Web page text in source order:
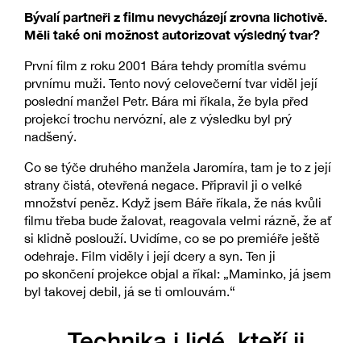
Bývalí partneři z filmu nevycházejí zrovna lichotivě.
Měli také oni možnost autorizovat výsledný tvar?
První film z roku 2001 Bára tehdy promítla svému
prvnímu muži. Tento nový celovečerní tvar viděl její
poslední manžel Petr. Bára mi říkala, že byla před
projekcí trochu nervózní, ale z výsledku byl prý
nadšený.
Co se týče druhého manžela Jaromíra, tam je to z její
strany čistá, otevřená negace. Připravil ji o velké
množství peněz. Když jsem Báře říkala, že nás kvůli
filmu třeba bude žalovat, reagovala velmi rázně, že ať
si klidně poslouží. Uvidíme, co se po premiéře ještě
odehraje. Film viděly i její dcery a syn. Ten ji
po skončení projekce objal a říkal: „Maminko, já jsem
byl takovej debil, já se ti omlouvám.“